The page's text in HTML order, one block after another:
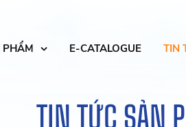
E-CATALOGUE TIN
TIN TỨC SẢN